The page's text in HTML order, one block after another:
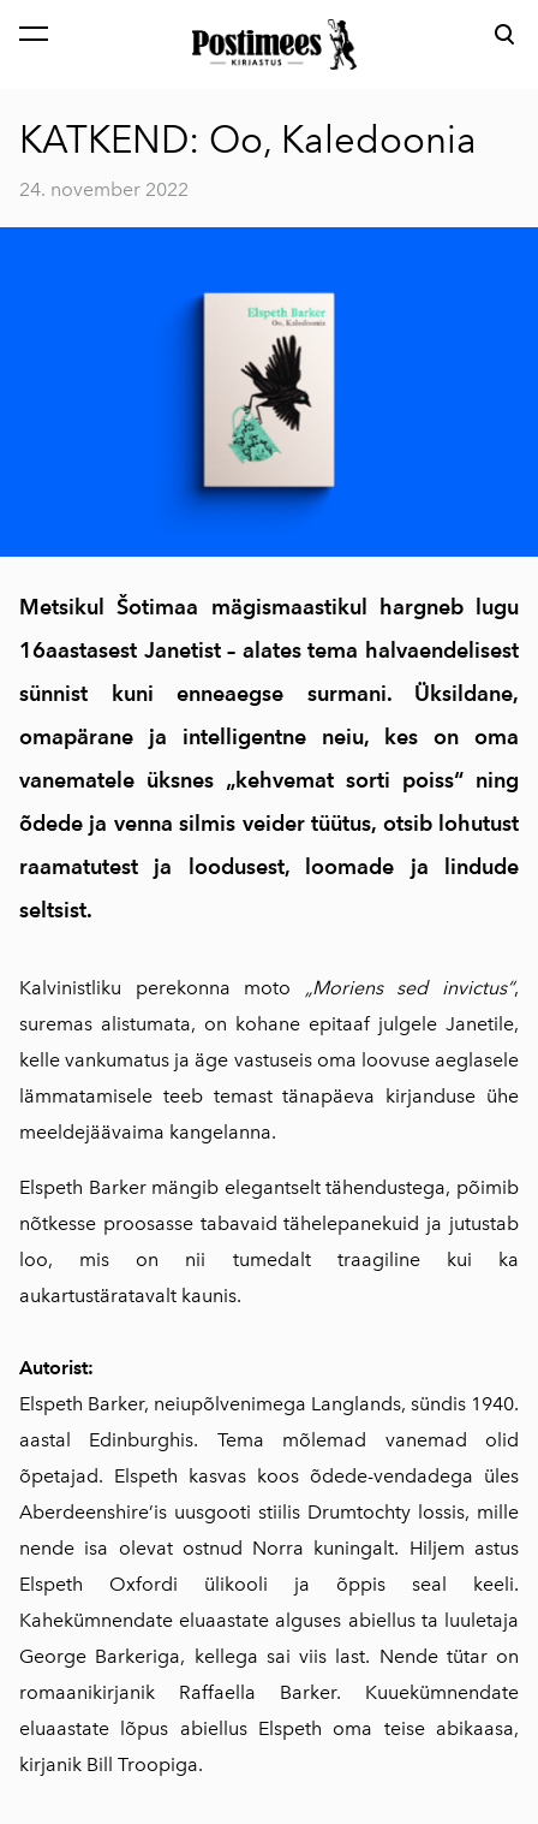
lisati ostukorvi. Vaata ostukorvi
KATKEND: Oo, Kaledoonia
24. november 2022
Metsikul Šotimaa mägismaastikul hargneb lugu
16aastasest Janetist – alates tema halvaendelisest
sünnist kuni enneaegse surmani. Üksildane,
omapärane ja intelligentne neiu, kes on oma
vanematele üksnes „kehvemat sorti poiss“ ning
õdede ja venna silmis veider tüütus, otsib lohutust
raamatutest ja loodusest, loomade ja lindude
seltsist.
Kalvinistliku perekonna moto „Moriens sed invictus“,
suremas alistumata, on kohane epitaaf julgele Janetile,
kelle vankumatus ja äge vastuseis oma loovuse aeglasele
lämmatamisele teeb temast tänapäeva kirjanduse ühe
meeldejäävaima kangelanna.
Elspeth Barker mängib elegantselt tähendustega, põimib
nõtkesse proosasse tabavaid tähelepanekuid ja jutustab
loo, mis on nii tumedalt traagiline kui ka
aukartustäratavalt kaunis.
Autorist:
Elspeth Barker, neiupõlvenimega Langlands, sündis 1940.
aastal Edinburghis. Tema mõlemad vanemad olid
õpetajad. Elspeth kasvas koos õdede-vendadega üles
Aberdeenshire’is uusgooti stiilis Drumtochty lossis, mille
nende isa olevat ostnud Norra kuningalt. Hiljem astus
Elspeth Oxfordi ülikooli ja õppis seal keeli.
Kahekümnendate eluaastate alguses abiellus ta luuletaja
George Barkeriga, kellega sai viis last. Nende tütar on
romaanikirjanik Raffaella Barker. Kuuekümnendate
eluaastate lõpus abiellus Elspeth oma teise abikaasa,
kirjanik Bill Troopiga.